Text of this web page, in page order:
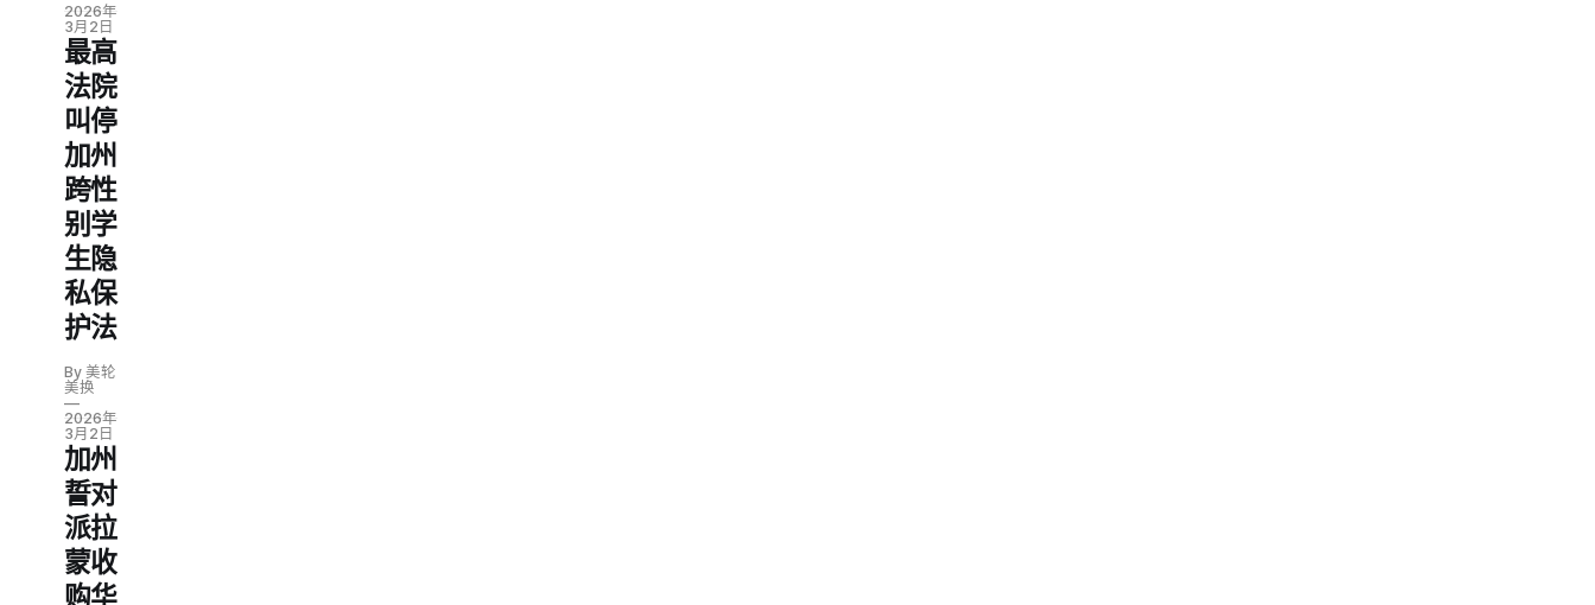
2026年
3月2日
最高
法院
叫停
加州
跨性
别学
生隐
私保
护法
By 美轮
美换
2026年
3月2日
加州
誓对
派拉
蒙收
购华